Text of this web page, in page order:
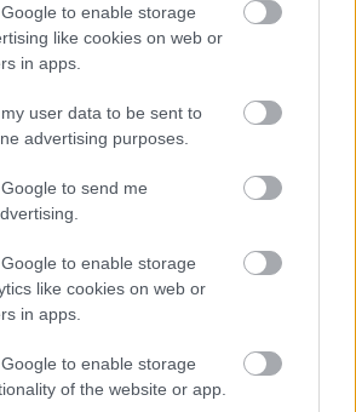
to enable storage
like cookies on web or
in apps.
user data to be sent to
advertising purposes.
to send me
to enable storage
like cookies on web or
in apps.
to enable storage
of the website or app.
címe:
api/trackback/id/7840992
technikaiüzemeltetője semmilyen felelősséget
Kifogás esetén forduljon a blog szerkesztőjéhez.
Legolvasottabb